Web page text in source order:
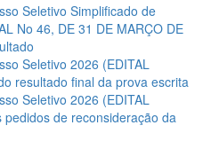
Seletivo Simplificado de
No 46, DE 31 DE MARÇO DE
Seletivo 2026 (EDITAL
resultado final da prova escrita
Seletivo 2026 (EDITAL
de reconsideração da